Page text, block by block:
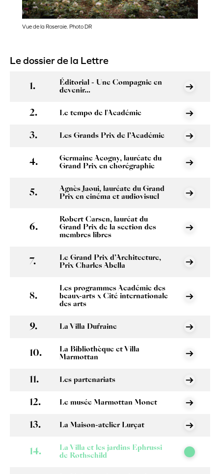
Vue de la Roseraie. Photo DR
Le dossier de la Lettre
Éditorial - Une Compagnie en
devenir...
Le tempo de l'Académie
Les Grands Prix de l’Académie
Germaine Acogny, lauréate du
Grand Prix en chorégraphie
Agnès Jaoui, lauréate du Grand
Prix en cinéma et audiovisuel
Robert Carsen, lauréat du
Grand Prix de la section des
membres libres
Le Grand Prix d’Architecture,
Prix Charles Abella
Les programmes Académie des
beaux-arts x Cité internationale
des arts
La Villa Dufraine
La Bibliothèque et Villa
Marmottan
Les partenariats
Le musée Marmottan Monet
La Maison-atelier Lurçat
La Villa et les jardins Ephrussi
de Rothschild